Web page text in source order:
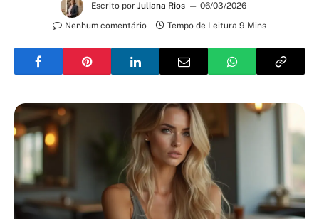
Escrito por Juliana Rios
06/03/2026
Nenhum comentário
Tempo de Leitura 9 Mins